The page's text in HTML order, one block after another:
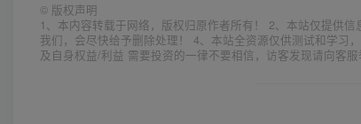
© 版权声明
1、本内容转载于网络，版权归原作者所有！ 2、本站仅提供
我们，会尽快给予删除处理！ 4、本站全资源仅供测试和学习
及自身权益/利益 需要投资的一律不要相信，访客发现请向客